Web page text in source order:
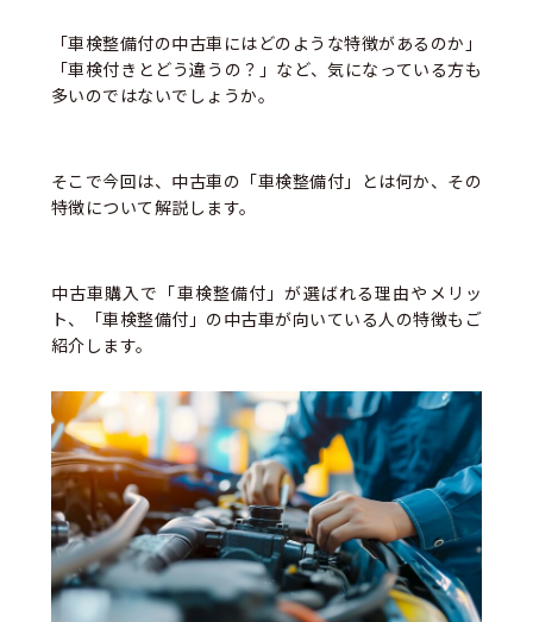
「車検整備付の中古車にはどのような特徴があるのか」
「車検付きとどう違うの？」など、気になっている方も
多いのではないでしょうか。
そこで今回は、中古車の「車検整備付」とは何か、その
特徴について解説します。
中古車購入で「車検整備付」が選ばれる理由やメリッ
ト、「車検整備付」の中古車が向いている人の特徴もご
紹介します。